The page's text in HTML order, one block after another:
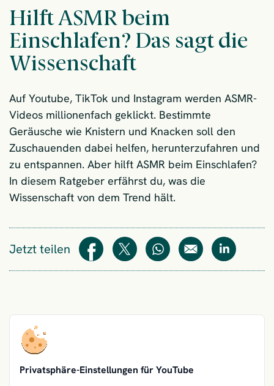
Hilft ASMR beim
Einschlafen? Das sagt die
Wissenschaft
Auf Youtube, TikTok und Instagram werden ASMR-
Videos millionenfach geklickt. Bestimmte
Geräusche wie Knistern und Knacken soll den
Zuschauenden dabei helfen, herunterzufahren und
zu entspannen. Aber hilft ASMR beim Einschlafen?
In diesem Ratgeber erfährst du, was die
Wissenschaft von dem Trend hält.
Jetzt teilen Teilen Teilen WhatsAppE-Mail Teilen
Privatsphäre-Einstellungen für YouTube